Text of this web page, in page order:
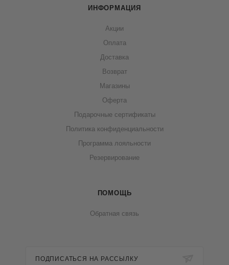
ИНФОРМАЦИЯ
Акции
Оплата
Доставка
Возврат
Магазины
Оферта
Подарочные сертификаты
Политика конфиденциальности
Программа лояльности
Резервирование
ПОМОЩЬ
Обратная связь
ПОДПИСАТЬСЯ НА РАССЫЛКУ